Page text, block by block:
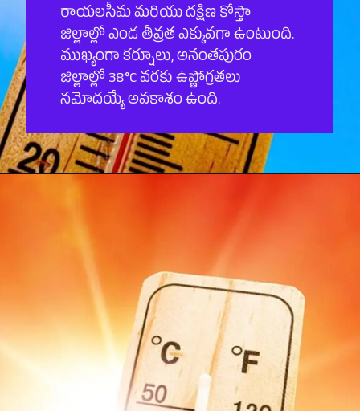
రాయలసీమ మరియు దక్షిణ కోస్తా
జిల్లాల్లో ఎండ తీవ్రత ఎక్కువగా ఉంటుంది.
ముఖ్యంగా కర్నూలు, అనంతపురం
జిల్లాల్లో 38°C వరకు ఉష్ణోగ్రతలు
నమోదయ్యే అవకాశం ఉంది.